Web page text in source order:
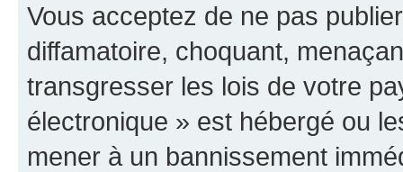
Vous acceptez de ne pas
diffamatoire, choquant,
transgresser les lois de votre
électronique » est hébergé ou
mener à un bannissement